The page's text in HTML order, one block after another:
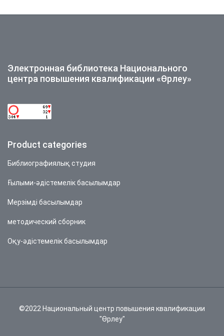
Электронная библиотека Национального
центра повышения квалификации «Өрлеу»
Product categories
Библиографиялық студия
Ғылыми-әдістемелік басылымдар
Мерзімді басылымдар
методический сборник
Оқу-әдістемелік басылымдар
©2022 Национальный центр повышения квалификации
"Өрлеу"